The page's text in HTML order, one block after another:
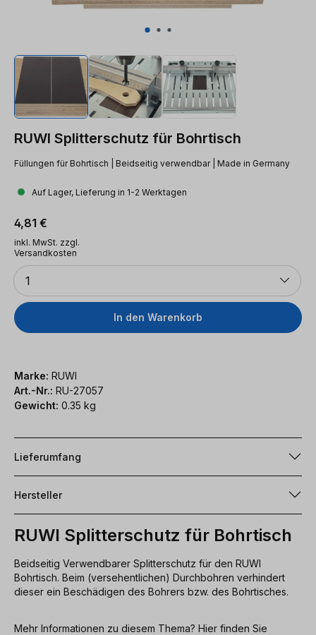
RUWI Splitterschutz für Bohrtisch
Füllungen für Bohrtisch | Beidseitig verwendbar | Made in Germany
Auf Lager, Lieferung in 1-2 Werktagen
Regulärer Preis:
4,81 €
inkl. MwSt. zzgl.
Versandkosten
Anzahl
1
In den Warenkorb
Marke: RUWI
Art.-Nr.: RU-27057
Gewicht: 0.35 kg
Lieferumfang
Hersteller
RUWI Splitterschutz für Bohrtisch
Beidseitig Verwendbarer Splitterschutz für den RUWI
Bohrtisch. Beim (versehentlichen) Durchbohren verhindert
dieser ein Beschädigen des Bohrers bzw. des Bohrtisches.
Mehr Informationen zu diesem Thema? Hier finden Sie